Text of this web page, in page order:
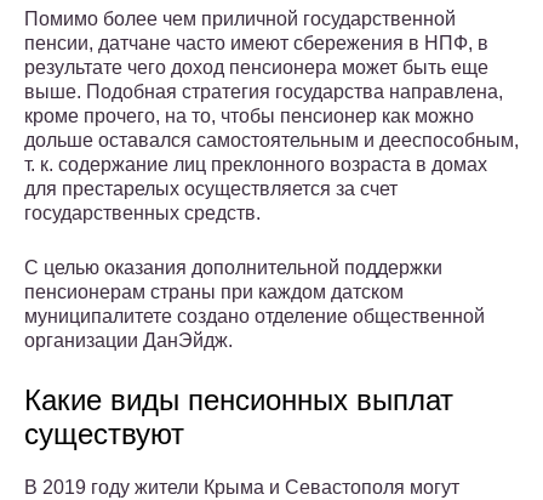
Помимо более чем приличной государственной
пенсии, датчане часто имеют сбережения в НПФ, в
результате чего доход пенсионера может быть еще
выше. Подобная стратегия государства направлена,
кроме прочего, на то, чтобы пенсионер как можно
дольше оставался самостоятельным и дееспособным,
т. к. содержание лиц преклонного возраста в домах
для престарелых осуществляется за счет
государственных средств.
С целью оказания дополнительной поддержки
пенсионерам страны при каждом датском
муниципалитете создано отделение общественной
организации ДанЭйдж.
Какие виды пенсионных выплат
существуют
В 2019 году жители Крыма и Севастополя могут